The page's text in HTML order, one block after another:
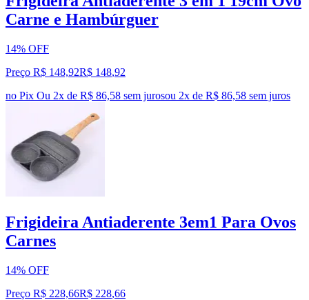
Carne e Hambúrguer
14% OFF
Preço R$ 148,92R$ 148,92
no Pix Ou 2x de R$ 86,58 sem jurosou 2x de R$ 86,58 sem juros
Frigideira Antiaderente 3em1 Para Ovos
Carnes
14% OFF
Preço R$ 228,66R$ 228,66